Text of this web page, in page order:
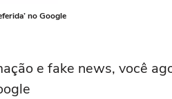
no Google
e fake news, você